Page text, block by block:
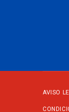
AVISO